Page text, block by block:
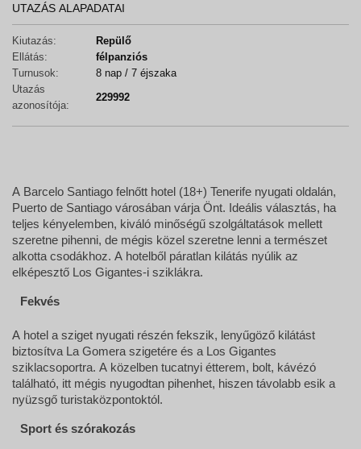
UTAZÁS ALAPADATAI
Kiutazás:
Repülő
Ellátás:
félpanziós
Turnusok:
8 nap / 7 éjszaka
Utazás
azonosítója:
229992
A Barcelo Santiago felnőtt hotel (18+) Tenerife nyugati oldalán,
Puerto de Santiago városában várja Önt. Ideális választás, ha
teljes kényelemben, kiváló minőségű szolgáltatások mellett
szeretne pihenni, de mégis közel szeretne lenni a természet
alkotta csodákhoz. A hotelből páratlan kilátás nyúlik az
elképesztő Los Gigantes-i sziklákra.
Fekvés
A hotel a sziget nyugati részén fekszik, lenyűgöző kilátást
biztosítva La Gomera szigetére és a Los Gigantes
sziklacsoportra. A közelben tucatnyi étterem, bolt, kávézó
található, itt mégis nyugodtan pihenhet, hiszen távolabb esik a
nyüzsgő turistaközpontoktól.
Sport és szórakozás